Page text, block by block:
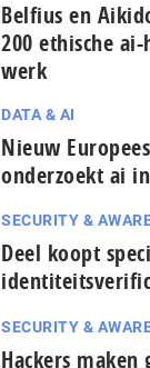
Belfius en
200 ethische
werk
DATA & AI
Nieuw
onderzoekt ai
SECURITY &
Deel koopt
SECURITY &
Hackers maken